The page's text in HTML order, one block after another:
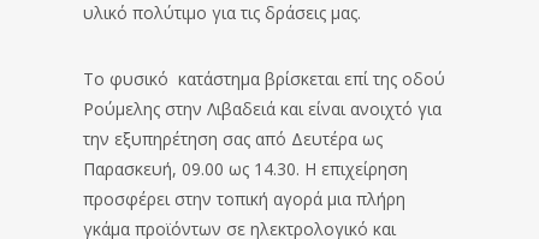
υλικό πολύτιμο για τις δράσεις μας.
Το φυσικό κατάστημα βρίσκεται επί της οδού
Ρούμελης στην Λιβαδειά και είναι ανοιχτό για
την εξυπηρέτηση σας από Δευτέρα ως
Παρασκευή, 09.00 ως 14.30. Η επιχείρηση
προσφέρει στην τοπική αγορά μια πλήρη
γκάμα προϊόντων σε ηλεκτρολογικό και